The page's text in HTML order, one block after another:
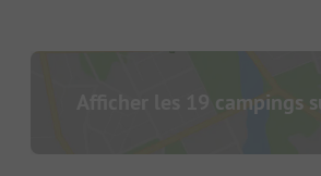
Afficher les 19 campings